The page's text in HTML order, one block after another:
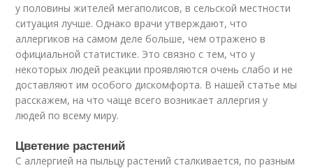
у половины жителей мегаполисов, в сельской местности
ситуация лучше. Однако врачи утверждают, что
аллергиков на самом деле больше, чем отражено в
официальной статистике. Это связно с тем, что у
некоторых людей реакции проявляются очень слабо и не
доставляют им особого дискомфорта. В нашей статье мы
расскажем, на что чаще всего возникает аллергия у
людей по всему миру.
Цветение растений
С аллергией на пыльцу растений сталкивается, по разным